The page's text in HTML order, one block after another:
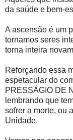
da saúde e bem-
A ascensão é um
tornamos seres
torna inteira
Reforçando essa
espetacular do
PRESSÁGIO DE
lembrando que
sofrer a morte, ou
Unidade.